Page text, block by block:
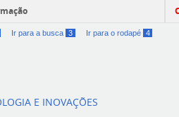
Ir para a busca 3 Ir para o rodapé 4
E INOVAÇÕES